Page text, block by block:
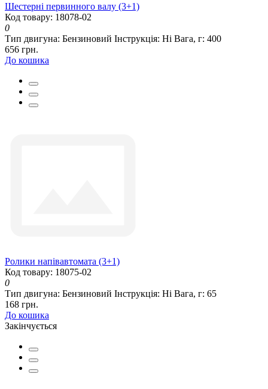
Шестерні первинного валу (3+1)
Код товару: 18078-02
0
Тип двигуна: Бензиновий Інструкція: Ні Вага, г: 400
656 грн.
До кошика
Ролики напівавтомата (3+1)
Код товару: 18075-02
0
Тип двигуна: Бензиновий Інструкція: Ні Вага, г: 65
168 грн.
До кошика
Закінчується